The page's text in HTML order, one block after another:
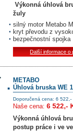
Výkonná úhlová
žuly
silný motor Metabo
kryt převodu z
bezpečnostní
Další informace o
METABO
Úhlová bruska WE
Doporučená cena: 6 522,-
Naše cena: 6 522,-
Výkonná úhlová
postup práce i ve